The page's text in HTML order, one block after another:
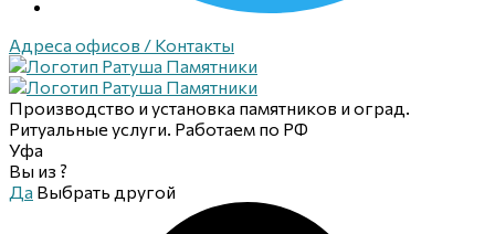
Адреса офисов / Контакты
Производство и установка памятников и оград.
Ритуальные услуги. Работаем по РФ
Уфа
Вы из ?
Да Выбрать другой